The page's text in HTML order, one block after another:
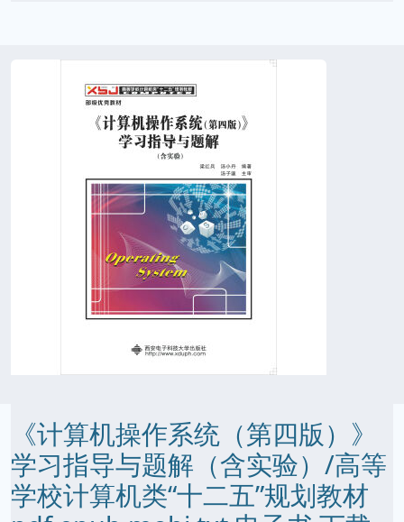
《计算机操作系统（第四版）》
学习指导与题解（含实验）/高等
学校计算机类“十二五”规划教材